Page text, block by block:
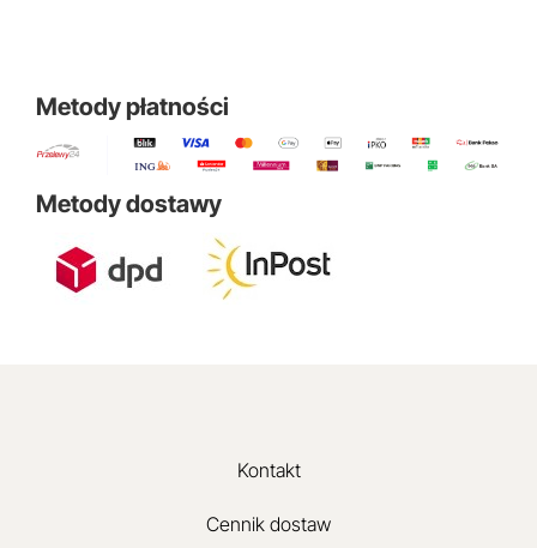
Metody płatności
Metody dostawy
Kontakt
Cennik dostaw